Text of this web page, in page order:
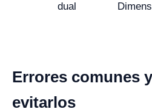
dual
Errores comunes
evitarlos